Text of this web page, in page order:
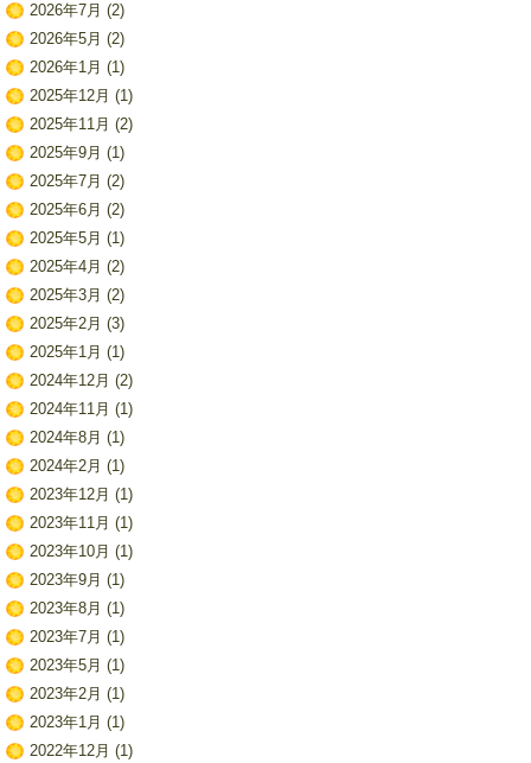
2026年7月 (2)
2026年5月 (2)
2026年1月 (1)
2025年12月 (1)
2025年11月 (2)
2025年9月 (1)
2025年7月 (2)
2025年6月 (2)
2025年5月 (1)
2025年4月 (2)
2025年3月 (2)
2025年2月 (3)
2025年1月 (1)
2024年12月 (2)
2024年11月 (1)
2024年8月 (1)
2024年2月 (1)
2023年12月 (1)
2023年11月 (1)
2023年10月 (1)
2023年9月 (1)
2023年8月 (1)
2023年7月 (1)
2023年5月 (1)
2023年2月 (1)
2023年1月 (1)
2022年12月 (1)